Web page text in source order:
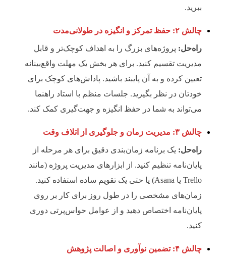
ببرید.
چالش ۲: حفظ تمرکز و انگیزه در طولانی‌مدت
راه‌حل: پروژه‌های بزرگ را به اهداف کوچک‌تر و قابل
مدیریت تقسیم کنید. برای هر بخش یک مهلت واقع‌بینانه
تعیین کرده و به آن پایبند باشید. پاداش‌های کوچک برای
خودتان در نظر بگیرید. جلسات منظم با استاد راهنما
می‌تواند به شما در حفظ انگیزه و جهت‌گیری کمک کند.
چالش ۳: مدیریت زمان و جلوگیری از اتلاف وقت
راه‌حل: یک برنامه زمان‌بندی دقیق برای هر مرحله از
پایان‌نامه تنظیم کنید. از ابزارهای مدیریت پروژه (مانند
Trello یا Asana) یا حتی یک تقویم ساده استفاده کنید.
زمان‌های مشخصی را در طول روز برای کار بر روی
پایان‌نامه اختصاص دهید و از عوامل حواس‌پرتی دوری
کنید.
چالش ۴: تضمین نوآوری و اصالت پژوهش